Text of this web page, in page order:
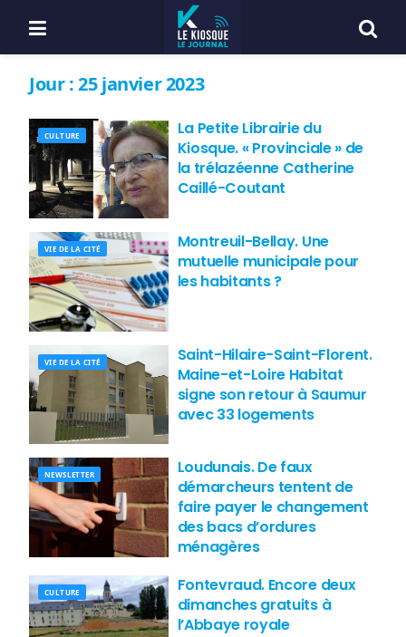
Jour :25 janvier 2023
CULTURE
La Petite Librairie du
Kiosque. « Provinciale » de
la trélazéenne Catherine
Caillé-Coutant
VIE DE LA CITÉ
Montreuil-Bellay. Une
mutuelle municipale pour
les habitants ?
VIE DE LA CITÉ
Saint-Hilaire-Saint-Florent.
Maine-et-Loire Habitat
signe son retour à Saumur
avec 33 logements
NEWSLETTER
Loudunais. De faux
démarcheurs tentent de
faire payer le changement
des bacs d’ordures
ménagères
CULTURE
Fontevraud. Encore deux
dimanches gratuits à
l’Abbaye royale